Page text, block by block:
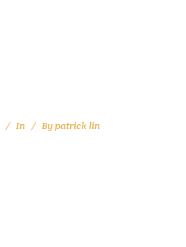
In Bypatrick lin